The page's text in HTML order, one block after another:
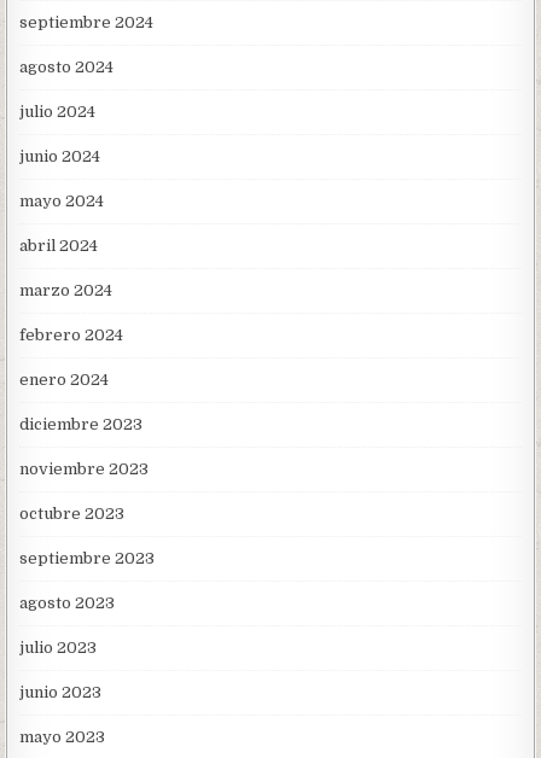
septiembre 2024
agosto 2024
julio 2024
junio 2024
mayo 2024
abril 2024
marzo 2024
febrero 2024
enero 2024
diciembre 2023
noviembre 2023
octubre 2023
septiembre 2023
agosto 2023
julio 2023
junio 2023
mayo 2023